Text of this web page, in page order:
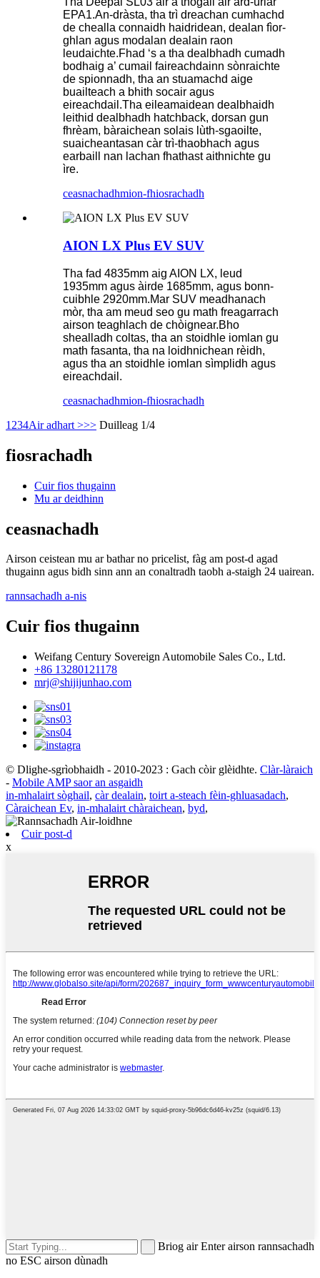
EPA1.An-dràsta, tha trì dreachan cumhachd
de chealla connaidh haidridean, dealan fìor-
ghlan agus modalan dealain raon
leudaichte.Fhad ‘s a tha dealbhadh cumadh
bodhaig a’ cumail faireachdainn sònraichte
de spionnadh, tha an stuamachd aige
buailteach a bhith socair agus
eireachdail.Tha eileamaidean dealbhaidh
leithid dealbhadh hatchback, dorsan gun
fhrèam, bàraichean solais lùth-sgaoilte,
suaicheantasan càr trì-thaobhach agus
earbaill nan lachan fhathast aithnichte gu
ìre.
ceasnachadhmion-fhiosrachadh
AION LX Plus EV SUV
Tha fad 4835mm aig AION LX, leud
1935mm agus àirde 1685mm, agus bonn-
cuibhle 2920mm.Mar SUV meadhanach
mòr, tha am meud seo gu math freagarrach
airson teaghlach de chòignear.Bho
shealladh coltas, tha an stoidhle iomlan gu
math fasanta, tha na loidhnichean rèidh,
agus tha an stoidhle iomlan sìmplidh agus
eireachdail.
ceasnachadhmion-fhiosrachadh
1 234Air adhart >>> Duilleag 1/4
fiosrachadh
Cuir fios thugainn
Mu ar deidhinn
ceasnachadh
Airson ceistean mu ar bathar no pricelist, fàg am post-d agad
thugainn agus bidh sinn ann an conaltradh taobh a-staigh 24 uairean.
rannsachadh a-nis
Cuir fios thugainn
Weifang Century Sovereign Automobile Sales Co., Ltd.
+86 13280121178
mrj@shijijunhao.com
© Dlighe-sgrìobhaidh - 2010-2023 : Gach còir glèidhte. Clàr-làraich
- Mobile AMP saor an asgaidh
in-mhalairt sòghail, càr dealain, toirt a-steach fèin-ghluasadach,
Càraichean Ev, in-mhalairt chàraichean, byd,
Cuir post-d
x
Briog air Enter airson rannsachadh
no ESC airson dùnadh